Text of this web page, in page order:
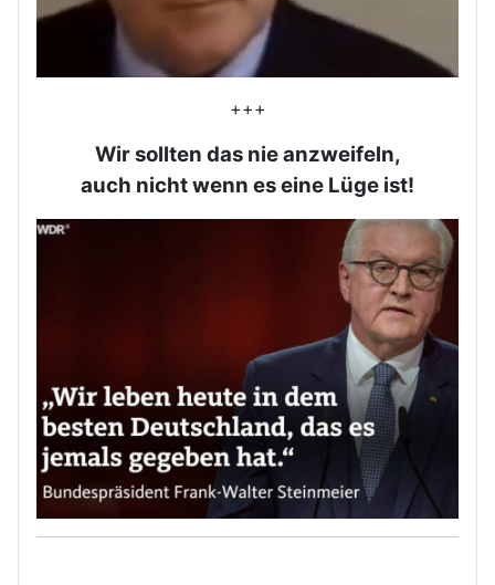
+++
Wir sollten das nie anzweifeln,
auch nicht wenn es eine Lüge ist!